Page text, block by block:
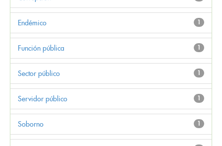
1
Endémico
1
Función pública
1
Sector público
1
Servidor público
1
Soborno